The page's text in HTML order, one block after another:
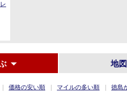
地
価格の安い順 マイルの多い順 徳島